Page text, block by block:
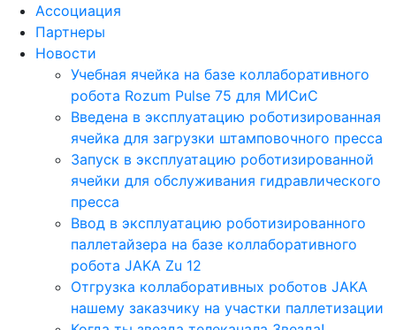
Ассоциация
Партнеры
Новости
Учебная ячейка на базе коллаборативного
робота Rozum Pulse 75 для МИСиС
Введена в эксплуатацию роботизированная
ячейка для загрузки штамповочного пресса
Запуск в эксплуатацию роботизированной
ячейки для обслуживания гидравлического
пресса
Ввод в эксплуатацию роботизированного
паллетайзера на базе коллаборативного
робота JAKA Zu 12
Отгрузка коллаборативных роботов JAKA
нашему заказчику на участки паллетизации